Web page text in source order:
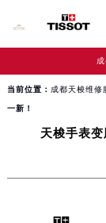
当前位置： 成都天梭维修
一新！
天梭手表